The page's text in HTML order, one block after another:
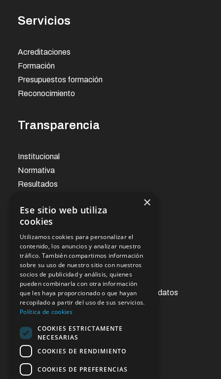
Servicios
Acreditaciones
Formación
Presupuestos formación
Reconocimiento
Transparencia
Institucional
Normativa
Resultados
Noticias
Oficina virtual
Acceso a la información pública
Ejercicios de derechos de protección de datos
Contacto
Enlaces de interés
×
Ese sitio web utiliza
cookies
Utilizamos cookies para personalizar el
contenido, los anuncios y analizar nuestro
tráfico. También compartimos información
sobre su uso de nuestro sitio con nuestros
socios de publicidad y análisis, quienes
pueden combinarla con otra información
que les haya proporcionado o que hayan
recopilado a partir del uso de sus servicios.
Política de cookies
COOKIES ESTRICTAMENTE
NECESARIAS
COOKIES DE RENDIMIENTO
COOKIES DE PREFERENCIAS